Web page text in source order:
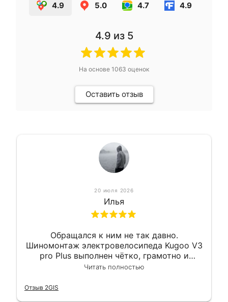
4.9 5.0 4.7 4.9
4.9 из 5
На основе 1063 оценок
Оставить отзыв
20 июля 2026
Илья
Обращался к ним не так давно.
Шиномонтаж электровелосипеда Kugoo V3
pro Plus выполнен чётко, грамотно и
квалифицированно. Всё сделано
Читать полностью
Отзыв 2GIS